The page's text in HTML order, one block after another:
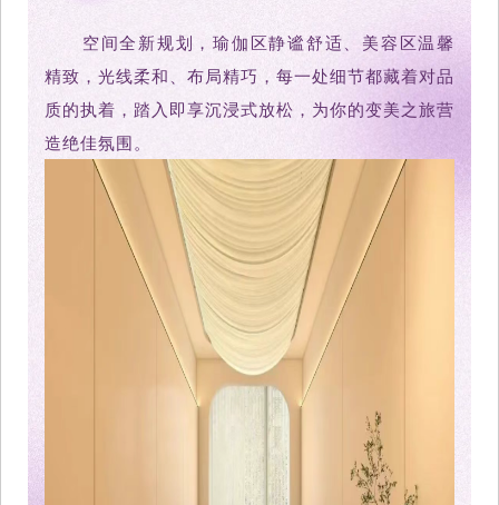
空间全新规划，瑜伽区静谧舒适、美容区温馨
精致，光线柔和、布局精巧，每一处细节都藏着对品
质的执着，踏入即享沉浸式放松，为你的变美之旅营
造绝佳氛围。